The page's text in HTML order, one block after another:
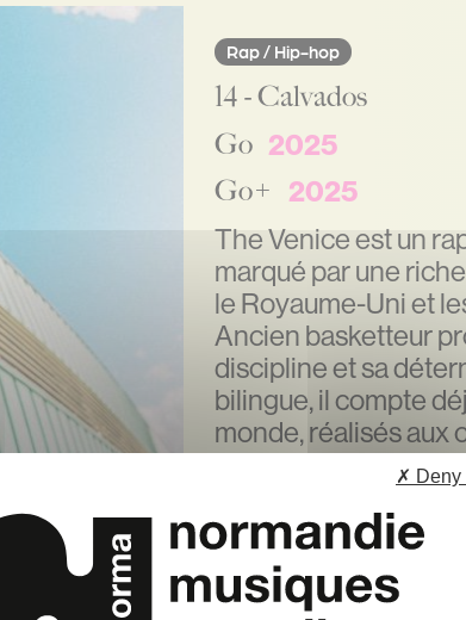
Esthétique
Rap / Hip-hop
Département
14 - Calvados
Participation
Parcours
Go Édition
2025
Parcours
Go+ Édition
2025
Biographie
The Venice est un
marqué par une
le Royaume-Uni et
Ancien basketteur
discipline et sa
bilingue, il compte
monde, réalisés aux
l'Orkestra et
mélodies suaves,
Grâce à des
son envie
nouvelles scènes
✗ Deny